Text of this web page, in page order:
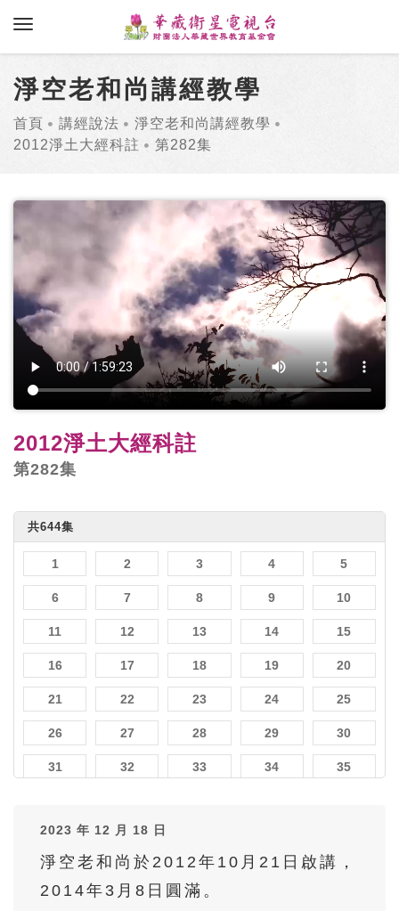
toggle navigation
淨空老和尚講經教學
首頁 講經說法
淨空老和尚講經教學
2012淨土大經科註
第282集
2012淨土大經科註
第282集
共644集
1 2 3 4 5
6 7 8 9 10
11 12 13 14 15
16 17 18 19 20
21 22 23 24 25
26 27 28 29 30
31 32 33 34 35
41 42
46 47 48 49 50
52 53
2023 年 12 月 18 日
淨空老和尚於2012年10月21日啟講，
2014年3月8日圓滿。